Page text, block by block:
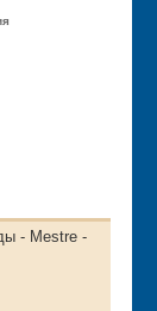
- Mestre -